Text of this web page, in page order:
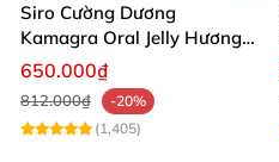
Siro Cường Dương
Kamagra Oral Jelly Hương
Trái Cây Một Hộp 7 Gói
650.000₫
812.000₫
-20%
(1,405)